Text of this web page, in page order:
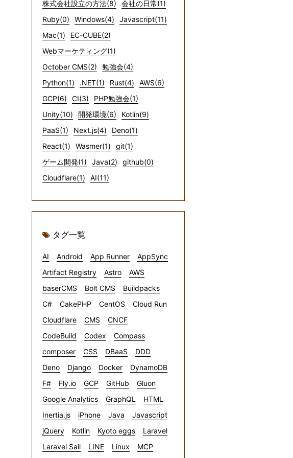
株式会社設立の方法(8)
会社の日常(1)
Ruby(0)
Windows(4)
Javascript(11)
Mac(1)
EC-CUBE(2)
Webマーケティング(1)
October CMS(2)
勉強会(4)
Python(1)
.NET(1) Rust(4)
AWS(6)
GCP(6)
CI(3)
PHP勉強会(1)
Unity(10)
開発環境(6)
Kotlin(9)
PaaS(1)
Next.js(4)
Deno(1)
React(1)
Wasmer(1)
git(1)
ゲーム開発(1)
Java(2)
github(0)
Cloudflare(1)
AI(11)
タグ一覧
AI Android App Runner
AppSync
Artifact Registry
Astro
AWS
baserCMS
Bolt CMS
Buildpacks
C#
CakePHP CentOS
Cloud Run
Cloudflare
CMS
CNCF
CodeBuild
Codex
Compass
composer
CSS DBaaS
DDD
Deno
Django Docker
DynamoDB
F#
Fly.io GCP GitHub
Gluon
Google Analytics
GraphQL
HTML
Inertia.js
iPhone Java
Javascript
jQuery
Kotlin Kyoto eggs
Laravel
Laravel Sail
LINE Linux MCP